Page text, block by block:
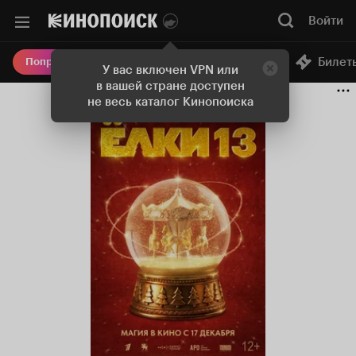
У вас включен VPN или
в вашей стране доступен
не весь каталог Кинопоиска
Войти
Попробовать Плюс Онлайн-кинотеатр